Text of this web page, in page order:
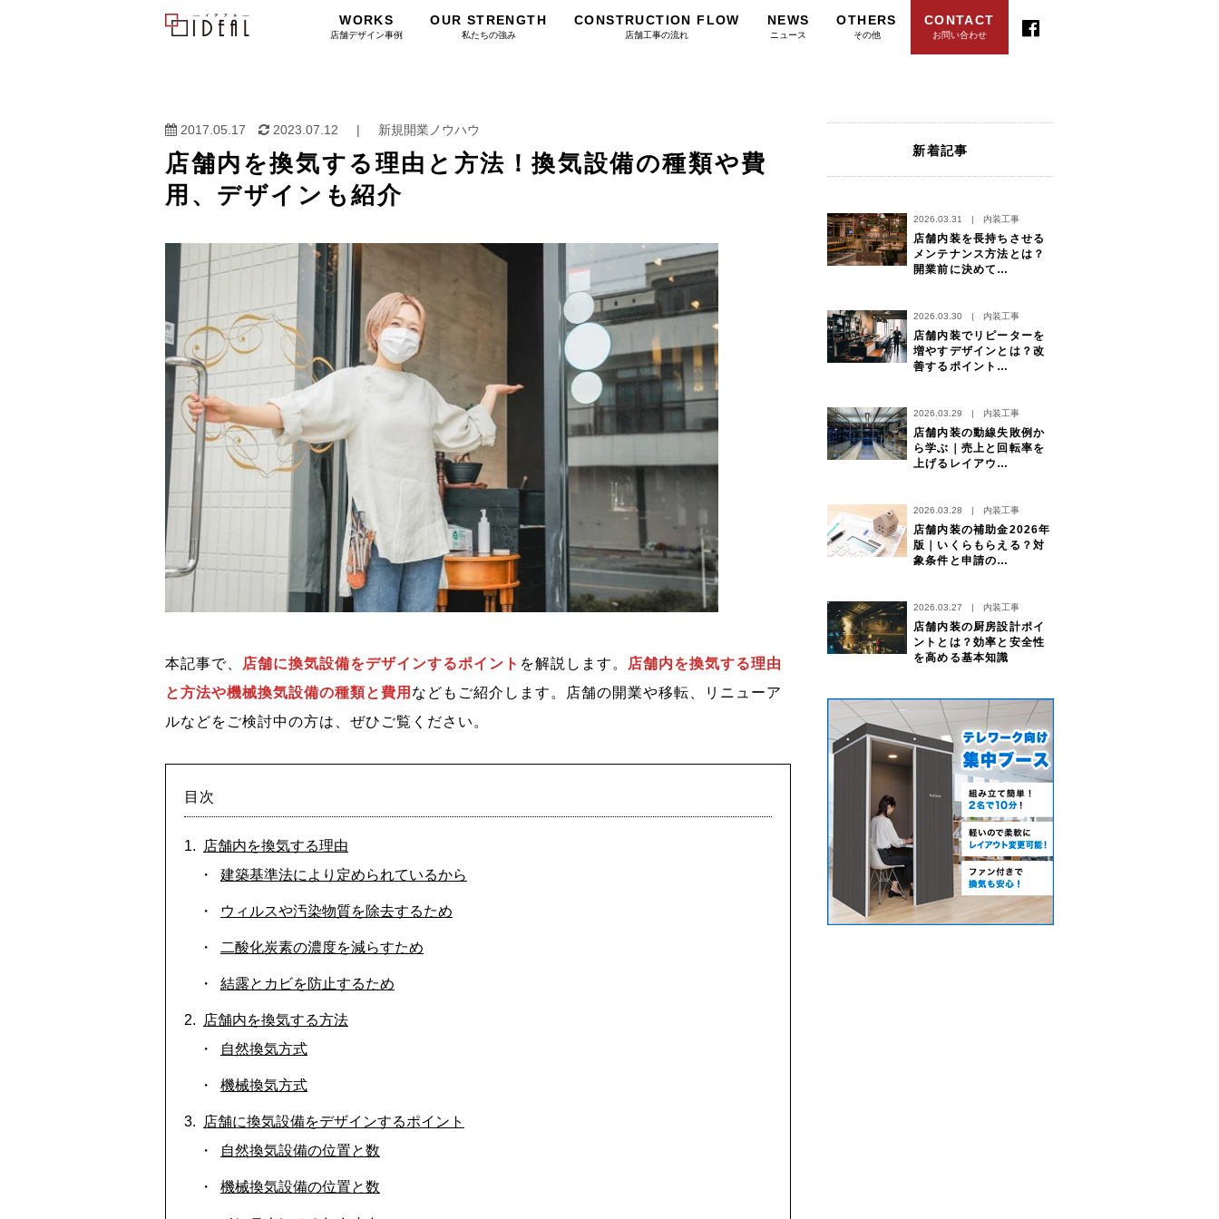
WORKS
店舗デザイン事例
OUR STRENGTH
私たちの強み
CONSTRUCTION FLOW
店舗工事の流れ
NEWS
ニュース
OTHERS
その他
CONTACT
お問い合わせ
2017.05.17 2023.07.12 | 新規開業ノウハウ
店舗内を換気する理由と方法！換気設備の種類や費
用、デザインも紹介
本記事で、 店舗に換気設備をデザインするポイント を解説します。
店舗内を換気する理由
と方法や機械換気設備の種類と費用 などもご紹介します。店舗の開業や移転、リニューア
ルなどをご検討中の方は、ぜひご覧ください。
目次
店舗内を換気する理由
建築基準法により定められているから
ウィルスや汚染物質を除去するため
二酸化炭素の濃度を減らすため
結露とカビを防止するため
店舗内を換気する方法
自然換気方式
機械換気方式
店舗に換気設備をデザインするポイント
自然換気設備の位置と数
機械換気設備の位置と数
新着記事
2026.03.31 | 内装工事
店舗内装を長持ちさせる
メンテナンス方法とは？
開業前に決めて…
2026.03.30 | 内装工事
店舗内装でリピーターを
増やすデザインとは？改
善するポイント…
2026.03.29 | 内装工事
店舗内装の動線失敗例か
ら学ぶ｜売上と回転率を
上げるレイアウ…
2026.03.28 | 内装工事
店舗内装の補助金2026年
版｜いくらもらえる？対
象条件と申請の…
2026.03.27 | 内装工事
店舗内装の厨房設計ポイ
ントとは？効率と安全性
を高める基本知識